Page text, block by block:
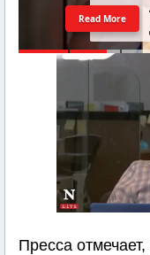
Read More
Пресса